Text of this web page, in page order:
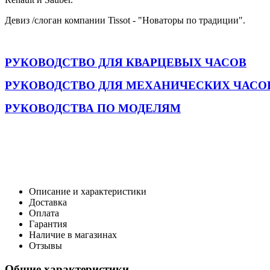
Девиз /слоган компании Tissot - "Новаторы по традиции".
РУКОВОДСТВО ДЛЯ КВАРЦЕВЫХ ЧАСОВ
РУКОВОДСТВО ДЛЯ МЕХАНИЧЕСКИХ
РУКОВОДСТВА ПО МОДЕЛЯМ
Описание и характеристики
Доставка
Оплата
Гарантия
Наличие в магазинах
Отзывы